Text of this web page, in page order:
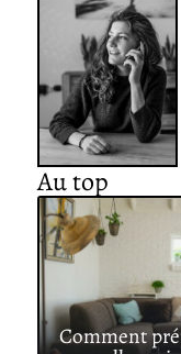
Au top
Comment